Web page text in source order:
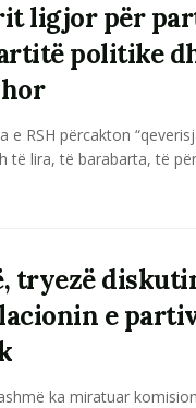
ligjor për
politike
e RSH përcakton
të lira, të barabarta, të
tryezë
e
ka miratuar